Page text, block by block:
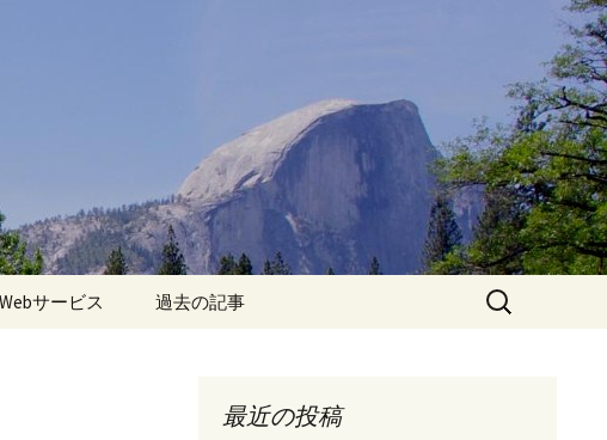
Webサービス 過去の記事
iPhone7 フィルム・ケー
検
索:
最近の投稿